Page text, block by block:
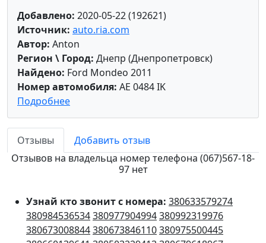
Добавлено: 2020-05-22 (192621)
Источник: auto.ria.com
Автор: Anton
Регион \ Город: Днепр (Днепропетровск)
Найдено: Ford Mondeo 2011
Номер автомобиля: AE 0484 IK
Подробнее
Отзывы
Добавить отзыв
Отзывов на владельца номер телефона (067)567-18-
97 нет
Узнай кто звонит с номера: 380633579274
380984536534380977904994380992319976
380673008844380673846110380975500445